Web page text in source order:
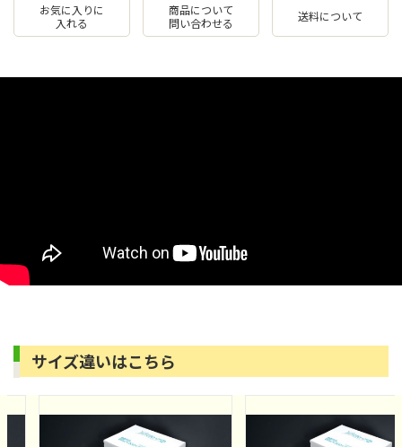
お気に入りに
入れる
商品について
問い合わせる
送料について
サイズ違いはこちら